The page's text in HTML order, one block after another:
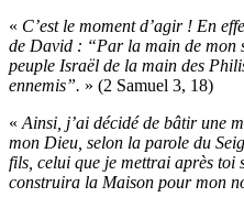
« C’est le moment d’agir ! En
de David : “Par la main de mon
peuple Israël de la main des
ennemis”. » (2 Samuel 3, 18)
« Ainsi, j’ai décidé de bâtir une
mon Dieu, selon la parole du
fils, celui que je mettrai après toi
construira la Maison pour mon